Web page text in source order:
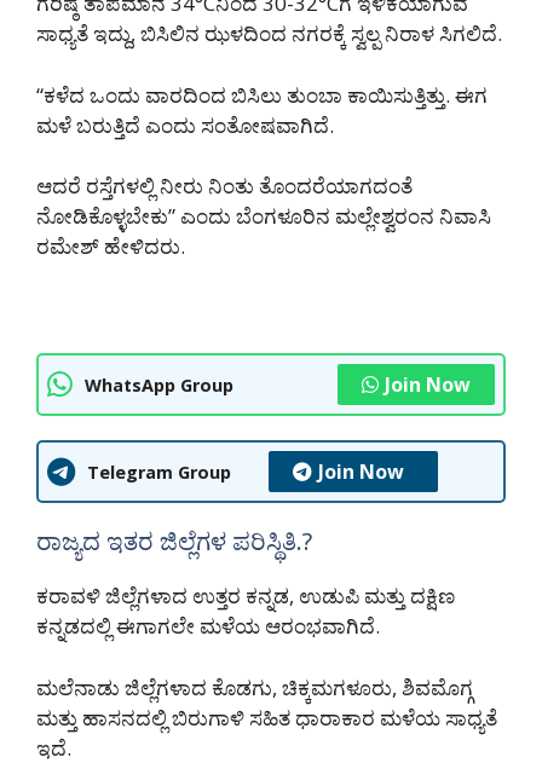
ಸಾಧ್ಯತೆ ಇದ್ದು, ಬಿಸಿಲಿನ ಝಳದಿಂದ ನಗರಕ್ಕೆ ಸ್ವಲ್ಪ ನಿರಾಳ ಸಿಗಲಿದೆ.
“ಕಳೆದ ಒಂದು ವಾರದಿಂದ ಬಿಸಿಲು ತುಂಬಾ ಕಾಯಿಸುತ್ತಿತ್ತು. ಈಗ
ಮಳೆ ಬರುತ್ತಿದೆ ಎಂದು ಸಂತೋಷವಾಗಿದೆ.
ಆದರೆ ರಸ್ತೆಗಳಲ್ಲಿ ನೀರು ನಿಂತು ತೊಂದರೆಯಾಗದಂತೆ
ನೋಡಿಕೊಳ್ಳಬೇಕು” ಎಂದು ಬೆಂಗಳೂರಿನ ಮಲ್ಲೇಶ್ವರಂನ ನಿವಾಸಿ
ರಮೇಶ್ ಹೇಳಿದರು.
WhatsApp Group Join Now
Telegram Group Join Now
ರಾಜ್ಯದ ಇತರ ಜಿಲ್ಲೆಗಳ ಪರಿಸ್ಥಿತಿ.?
ಕರಾವಳಿ ಜಿಲ್ಲೆಗಳಾದ ಉತ್ತರ ಕನ್ನಡ, ಉಡುಪಿ ಮತ್ತು ದಕ್ಷಿಣ
ಕನ್ನಡದಲ್ಲಿ ಈಗಾಗಲೇ ಮಳೆಯ ಆರಂಭವಾಗಿದೆ.
ಮಲೆನಾಡು ಜಿಲ್ಲೆಗಳಾದ ಕೊಡಗು, ಚಿಕ್ಕಮಗಳೂರು, ಶಿವಮೊಗ್ಗ
ಮತ್ತು ಹಾಸನದಲ್ಲಿ ಬಿರುಗಾಳಿ ಸಹಿತ ಧಾರಾಕಾರ ಮಳೆಯ ಸಾಧ್ಯತೆ
ಇದೆ.